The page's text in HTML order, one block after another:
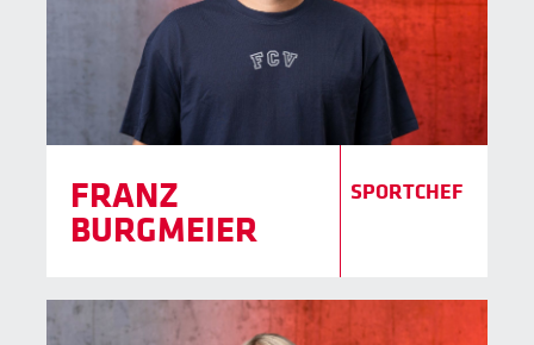
FRANZ
BURGMEIER
SPORTCHEF